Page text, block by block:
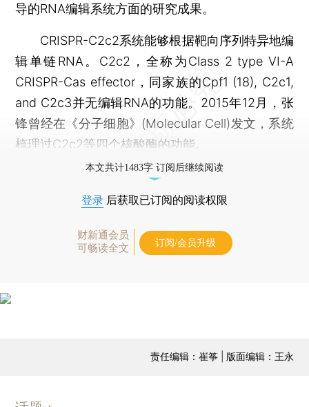
导的RNA编辑系统方面的研究成果。
CRISPR-C2c2系统能够根据靶向序列特异地编
辑单链RNA。C2c2，全称为Class 2 type VI-A
CRISPR-Cas effector，同家族的Cpf1 (18), C2c1,
and C2c3并无编辑RNA的功能。2015年12月，张
锋曾经在《分子细胞》(Molecular Cell)发文，系统
梳理过C2c2等四个核酸酶的功能。
本文共计1483字 订阅后继续阅读
登录 后获取已订阅的阅读权限
财新通会员
可畅读全文
订阅/会员升级
责任编辑：崔筝 | 版面编辑：王永